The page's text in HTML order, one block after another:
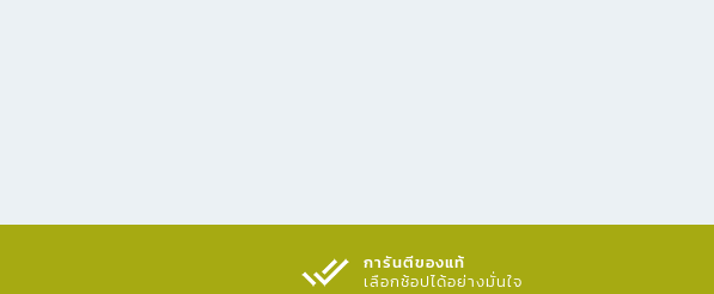
การันตีของแท้
เลือกช้อปได้อย่างมั่นใจ​